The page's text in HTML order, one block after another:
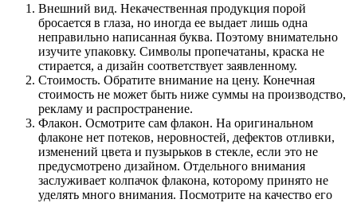
Внешний вид. Некачественная продукция порой
бросается в глаза, но иногда ее выдает лишь одна
неправильно написанная буква. Поэтому внимательно
изучите упаковку. Символы пропечатаны, краска не
стирается, а дизайн соответствует заявленному.
Стоимость. Обратите внимание на цену. Конечная
стоимость не может быть ниже суммы на производство,
рекламу и распространение.
Флакон. Осмотрите сам флакон. На оригинальном
флаконе нет потеков, неровностей, дефектов отливки,
изменений цвета и пузырьков в стекле, если это не
предусмотрено дизайном. Отдельного внимания
заслуживает колпачок флакона, которому принято не
уделять много внимания. Посмотрите на качество его